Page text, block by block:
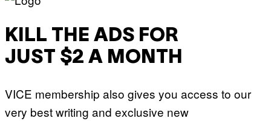
KILL THE ADS FOR
JUST $2 A MONTH
VICE membership also gives you access to our
very best writing and exclusive new